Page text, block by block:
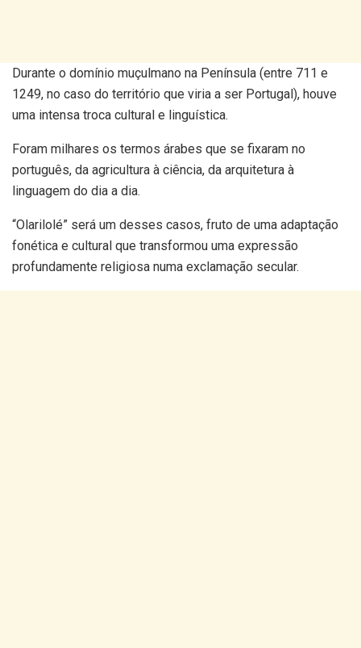
Durante o domínio muçulmano na Península (entre 711 e
1249, no caso do território que viria a ser Portugal), houve
uma intensa troca cultural e linguística.
Foram milhares os termos árabes que se fixaram no
português, da agricultura à ciência, da arquitetura à
linguagem do dia a dia.
“Olarilolé” será um desses casos, fruto de uma adaptação
fonética e cultural que transformou uma expressão
profundamente religiosa numa exclamação secular.